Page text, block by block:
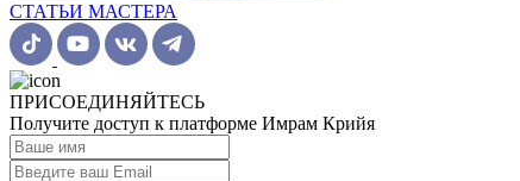
СТАТЬИ МАСТЕРА
ПРИСОЕДИНЯЙТЕСЬ
Получите доступ к платформе Имрам Крийя